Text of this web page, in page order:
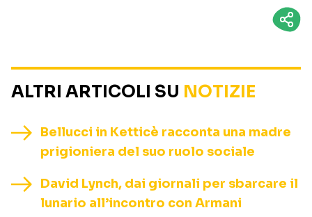
ALTRI ARTICOLI SU NOTIZIE
Bellucci in Ketticè racconta una madre
prigioniera del suo ruolo sociale
David Lynch, dai giornali per sbarcare il
lunario all’incontro con Armani